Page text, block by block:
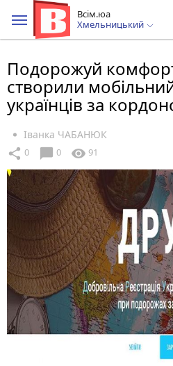
Всім.юа
Хмельницький
Подорожуй
створили
українців за
Іванка ЧАБАНЮК
share 0 chat_bubble 0 visibility 91